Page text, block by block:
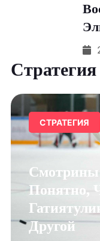
Стратегия
СТРАТЕГИЯ
Смотрины
Понятно,
Другой